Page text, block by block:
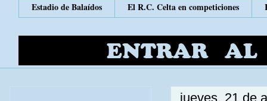
Estadio de Balaídos
El R.C. Celta en competiciones
jueves, 21 de